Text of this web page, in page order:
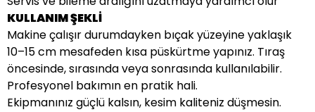
KULLANIM ŞEKLİ
Makine çalışır durumdayken bıçak yüzeyine yaklaşık
10–15 cm mesafeden kısa püskürtme yapınız. Tıraş
öncesinde, sırasında veya sonrasında kullanılabilir.
Profesyonel bakımın en pratik hali.
Ekipmanınız güçlü kalsın, kesim kaliteniz düşmesin.